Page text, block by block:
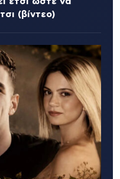
(βίντεο)